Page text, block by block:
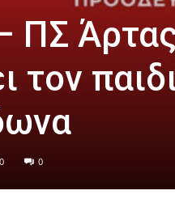
ΠΣ
τον
0